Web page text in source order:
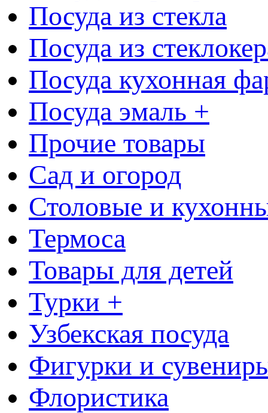
Посуда из стекла
Посуда из
Посуда кухонная
Посуда эмаль +
Прочие товары
Сад и огород
Столовые и
Термоса
Товары для детей
Турки +
Узбекская посуда
Фигурки и
Флористика